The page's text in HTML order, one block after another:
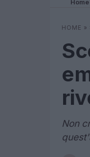
Home
HOME »
Non